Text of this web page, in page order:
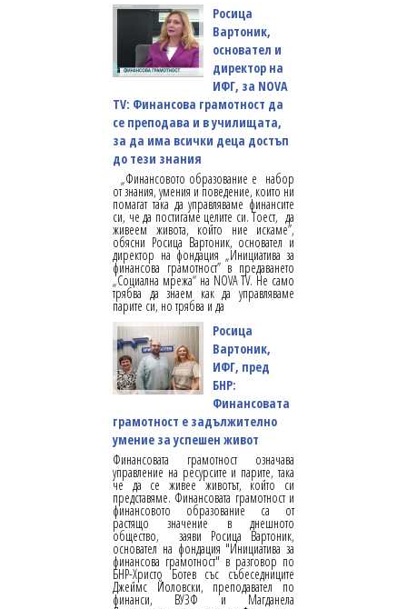
Росица
Вартоник,
основател и
директор на
ИФГ, за NOVA
TV: Финансова грамотност да
се преподава и в училищата,
за да има всички деца достъп
до тези знания
„Финансовото образование е набор
от знания, умения и поведение, които ни
помагат така да управляваме финансите
си, че да постигаме целите си. Тоест, да
живеем живота, който ние искаме”,
обясни Росица Вартоник, основател и
директор на фондация „Инициатива за
финансова грамотност” в предаването
„Социална мрежа“ на NOVA TV. Не само
трябва да знаем как да управляваме
парите си, но трябва и да
Росица
Вартоник,
ИФГ, пред
БНР:
Финансовата
грамотност е задължително
умение за успешен живот
Финансовата грамотност означава
управление на ресурсите и парите, така
че да се живее животът, който си
представяме. Финансовата грамотност и
финансовото образование са от
растящо значение в днешното
общество, заяви Росица Вартоник,
основател на фондация "Инициатива за
финансова грамотност" в разговор по
БНР-Христо Ботев със събеседниците
Джеймс Йоловски, преподавател по
финанси, ВУЗФ и Магданела